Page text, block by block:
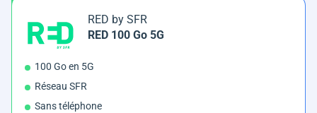
RED by SFR
RED 100 Go 5G
100 Go en 5G
Réseau SFR
Sans téléphone